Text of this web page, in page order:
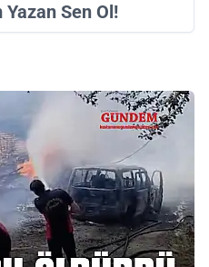
Yazan Sen Ol!